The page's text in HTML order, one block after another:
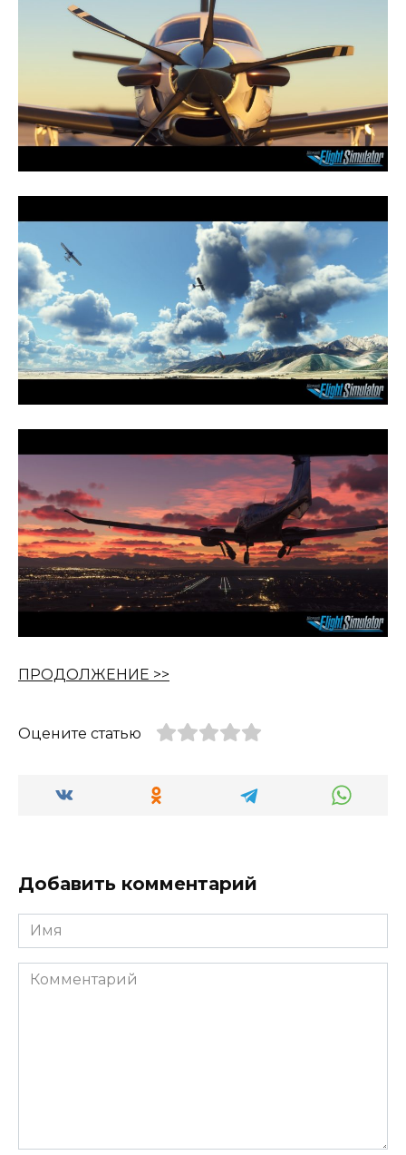
ПРОДОЛЖЕНИЕ >>
Оцените статью
Добавить комментарий
Имя
Комментарий